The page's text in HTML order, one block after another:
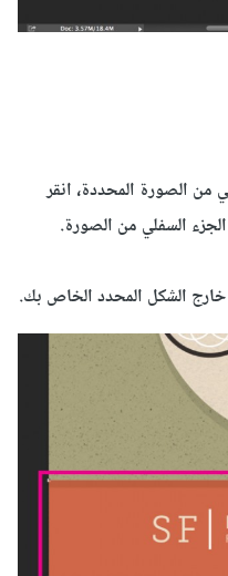
من الصورة المحددة، انقر
السفلي من الصورة.
خارج الشكل المحدد الخاص بك.